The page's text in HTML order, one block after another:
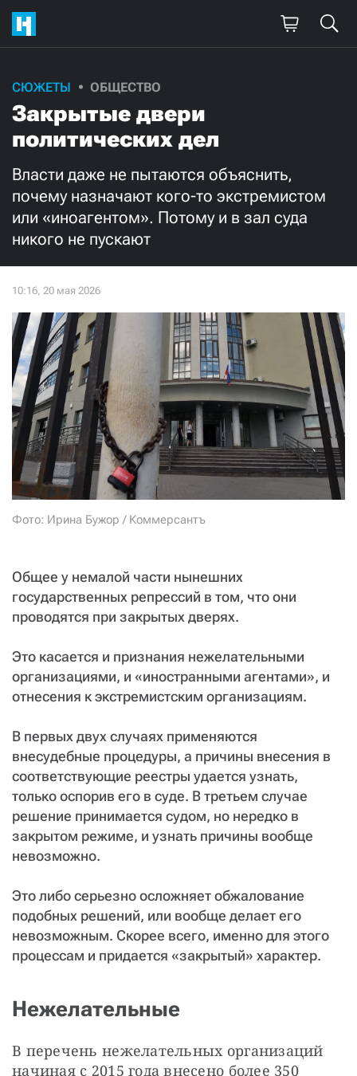
СЮЖЕТЫ ОБЩЕСТВО
Закрытые двери
политических дел
Власти даже не пытаются объяснить,
почему назначают кого-то экстремистом
или «иноагентом». Потому и в зал суда
никого не пускают
Фото: Ирина Бужор / Коммерсантъ
Общее у немалой части нынешних
государственных репрессий в том, что они
проводятся при закрытых дверях.
Это касается и признания нежелательными
организациями, и «иностранными агентами», и
отнесения к экстремистским организациям.
В первых двух случаях применяются
внесудебные процедуры, а причины внесения в
соответствующие реестры удается узнать,
только оспорив его в суде. В третьем случае
решение принимается судом, но нередко в
закрытом режиме, и узнать причины вообще
невозможно.
Это либо серьезно осложняет обжалование
подобных решений, или вообще делает его
невозможным. Скорее всего, именно для этого
процессам и придается «закрытый» характер.
Нежелательные
В перечень нежелательных организаций
начиная с 2015 года внесено более 350
Поддержите
нашу работу!
Ежемесячно
3000 1000
500
Нажимая кнопку «Стать соучастником»,
я принимаю условия и подтверждаю свое гражданство РФ
СТАТЬ СОУЧАСТНИКОМ
ПОДЕЛИТЬСЯ С ДРУЗЬЯМИ
Если у вас есть вопросы, пишите donate@novayagazeta.ruили
звоните:
+7 (929) 612-03-68